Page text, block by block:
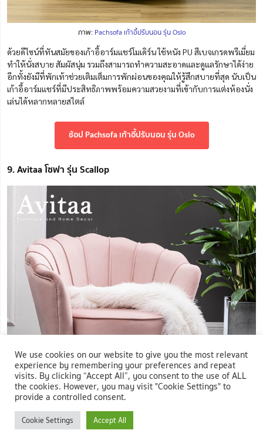
ภาพ: Pachsofa เก้าอี้ปรับนอน รุ่น Oslo
ด้วยดีไซน์ที่ทันสมัยของเก้าอี้อาร์มแชร์โมเดิร์น ใช้หนัง PU สีเบจเกรดพรีเมี่ยม
ทำให้นั่งสบาย สัมผัสนุ่ม รวมถึงสามารถทำความสะอาดและดูแลรักษาได้ง่าย
อีกทั้งยังมีที่พักเท้าช่วยเติมเต็มการพักผ่อนของคุณให้รู้สึกสบายที่สุด นับเป็น
เก้าอี้อาร์มแชร์ที่มีประสิทธิภาพพร้อมความสวยงามที่เข้ากับการแต่งห้องนั่ง
เล่นได้หลากหลายสไตล์
ช้อป Pachsofa เก้าอี้ปรับนอน รุ่น Oslo
9. Avitaa โซฟา รุ่น Scallop
We use cookies on our website to give you the most relevant
experience by remembering your preferences and repeat
visits. By clicking “Accept All”, you consent to the use of ALL
the cookies. However, you may visit "Cookie Settings" to
provide a controlled consent.
Cookie Settings Accept All